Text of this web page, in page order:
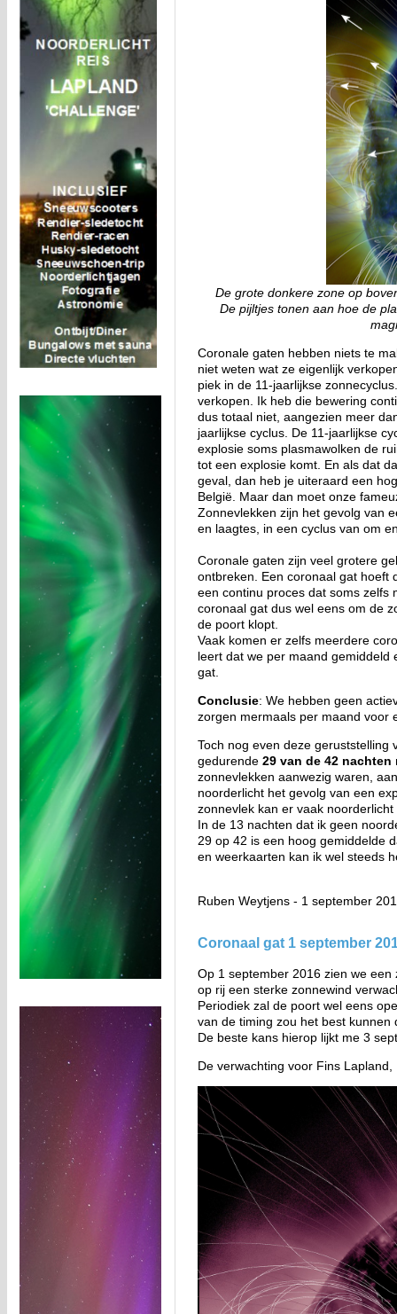
De grote donkere zone op
De pijltjes tonen aan hoe de
Coronale gaten hebben niets te
niet weten wat ze eigenlijk
piek in de 11-jaarlijkse
verkopen. Ik heb die bewering
dus totaal niet, aangezien meer
jaarlijkse cyclus. De 11-jaarlijkse
explosie soms plasmawolken de
tot een explosie komt. En als dat
geval, dan heb je uiteraard een
België. Maar dan moet onze
Zonnevlekken zijn het gevolg van
en laagtes, in een cyclus van om
Coronale gaten zijn veel grotere
ontbreken. Een coronaal gat hoeft
een continu proces dat soms zelfs
coronaal gat dus wel eens om de
de poort klopt.
Vaak komen er zelfs meerdere
leert dat we per maand
gat.
Conclusie: We hebben geen
zorgen mermaals per maand voor
Toch nog even deze geruststelling
gedurende 29 van de 42 nachten
zonnevlekken aanwezig waren,
noorderlicht het gevolg van een
zonnevlek kan er vaak
In de 13 nachten dat ik geen
29 op 42 is een hoog gemiddelde
en weerkaarten kan ik wel steeds
Ruben Weytjens - 1 september
Coronaal gat 1 september
Op 1 september 2016 zien we
op rij een sterke zonnewind
Periodiek zal de poort wel eens
van de timing zou het best
De beste kans hierop lijkt me 3
De verwachting voor Fins